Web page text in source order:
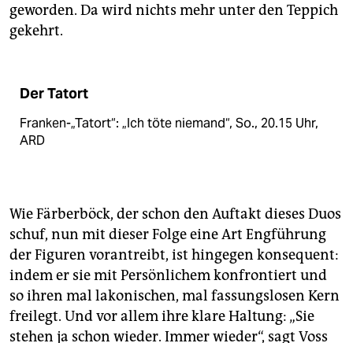
geworden. Da wird nichts mehr unter den Teppich
gekehrt.
Der Tatort
Franken-„Tatort“: „Ich töte niemand“, So., 20.15 Uhr,
ARD
Wie Färberböck, der schon den Auftakt dieses Duos
schuf, nun mit dieser Folge eine Art Engführung
der Figuren vorantreibt, ist hingegen konsequent:
indem er sie mit Persönlichem konfrontiert und
so ihren mal lakonischen, mal fassungslosen Kern
freilegt. Und vor allem ihre klare Haltung: „Sie
stehen ja schon wieder. Immer wieder“, sagt Voss